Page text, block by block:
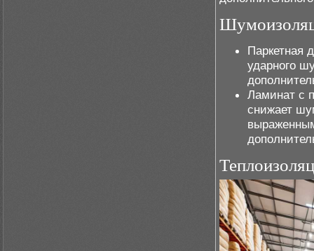
Паркетная
ударного
Ламинат с
снижает